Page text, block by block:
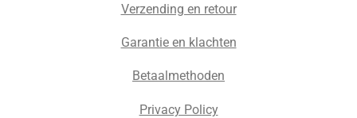
Verzending en retour
Garantie en klachten
Betaalmethoden
Privacy Policy